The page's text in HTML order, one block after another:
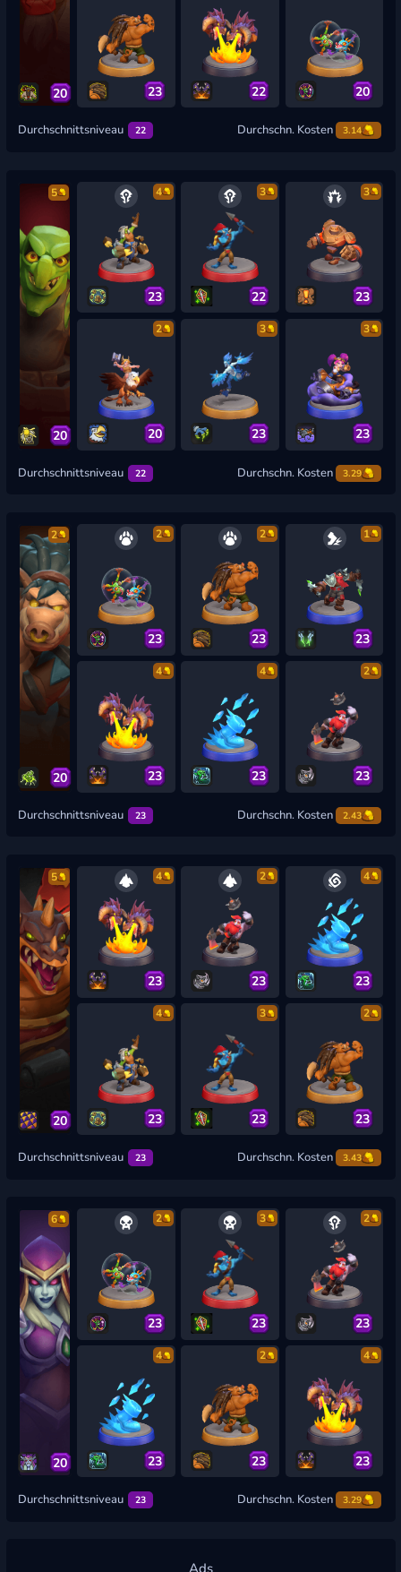
20 23 22 20
Durchschnittsniveau 22 Durchschn. Kosten 3.14
5
20
4
23
3
22
3
23
2
20
3
23
3
23
Durchschnittsniveau 22 Durchschn. Kosten 3.29
2
20
2
23
2
23
1
23
4
23
4
23
2
23
Durchschnittsniveau 23 Durchschn. Kosten 2.43
5
20
4
23
2
23
4
23
4
23
3
23
2
23
Durchschnittsniveau 23 Durchschn. Kosten 3.43
6
20
2
23
3
23
2
23
4
23
2
23
4
23
Durchschnittsniveau 23 Durchschn. Kosten 3.29